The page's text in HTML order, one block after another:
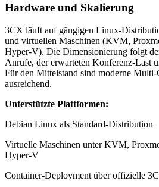
Hardware und Skalierung
3CX läuft auf gängigen Linux-
und virtuellen Maschinen (KVM,
Hyper-V). Die Dimensionierung folgt
Anrufe, der erwarteten Konferenz-Last
Für den Mittelstand sind moderne Multi-
ausreichend.
Unterstützte Plattformen:
Debian Linux als Standard-Distribution
Virtuelle Maschinen unter KVM,
Hyper-V
Container-Deployment über offizielle